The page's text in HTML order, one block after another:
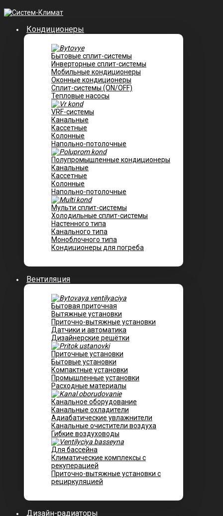
Кондиционеры
Бытовые сплит-системы
Инверторные сплит-системы
Мобильные кондиционеры
Оконные кондиционеры
Сплит-системы (ON/OFF)
Тепловые насосы
VRF-системы
Канальные
Касcетные
Колонные
Напольно-потолочные
Полупромышленные кондиционеры
Канальные
Кассетные
Колонные
Напольно-потолочные
Мульти сплит-системы
Холодильные сплит-системы
Настенного типа
Канального типа
Моноблочного типа
Кондиционеры для погреба
Вентиляция
Бытовая приточная
Вытяжные установки
Приточно-вытяжные установки
Датчики и автоматика
Дизайнерские решётки
Приточные установки
Бытовые установки
Компактные установки
Промышленные установки
Расходные материалы
Канальное оборудование
Канальные охладители
Адиабатические увлажнители
Канальные очистители воздуха
Гибкие воздуховоды
Для бассейна
Климатические комплексы с
рекуперацией
Приточно-вытяжные установки с
рециркуляцией
Дизайн-радиаторы